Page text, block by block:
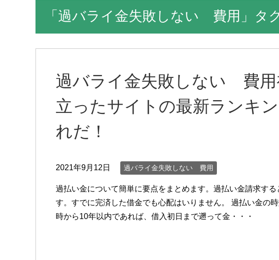
「過バライ金失敗しない 費用」タ
過バライ金失敗しない 費用
立ったサイトの最新ランキ
れだ！
2021年9月12日 過バライ金失敗しない 費用
過払い金について簡単に要点をまとめます。過払い金請求す
す。すでに完済した借金でも心配はいりません。 過払い金の
時から10年以内であれば、借入初日まで遡って金・・・